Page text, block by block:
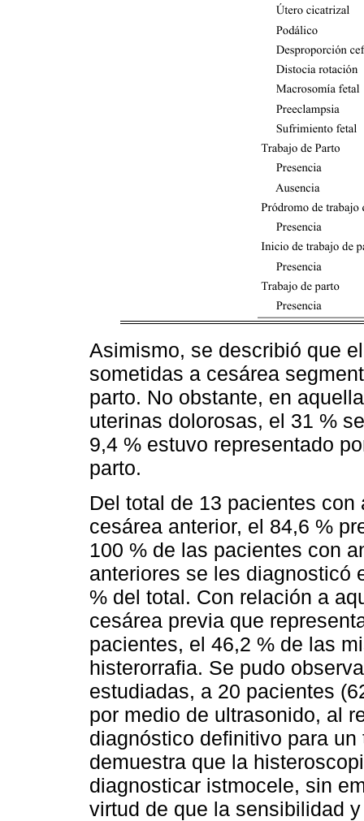
Asimismo, se describió que
sometidas a cesárea
parto. No obstante, en
uterinas dolorosas, el 31 %
9,4 % estuvo representado
parto.
Del total de 13 pacientes
cesárea anterior, el 84,6 %
100 % de las pacientes con
anteriores se les diagnosticó
% del total. Con relación a
cesárea previa que
pacientes, el 46,2 % de las
histerorrafia. Se pudo
estudiadas, a 20 pacientes
por medio de ultrasonido, al
diagnóstico definitivo para
demuestra que la
diagnosticar istmocele, sin
virtud de que la sensibilidad